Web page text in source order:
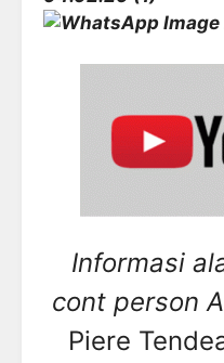
Informasi
cont person
Piere